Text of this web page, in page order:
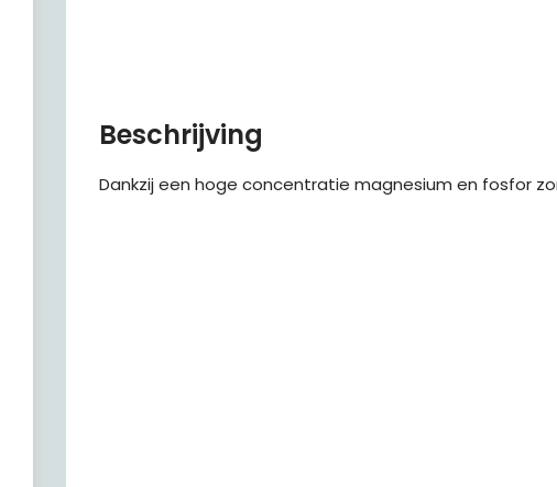
Beschrijving
Dankzij een hoge concentratie magnesium en fosfor